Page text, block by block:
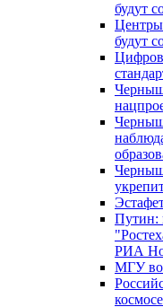
будут
Центры
будут
Путин:
РИА
МГУ